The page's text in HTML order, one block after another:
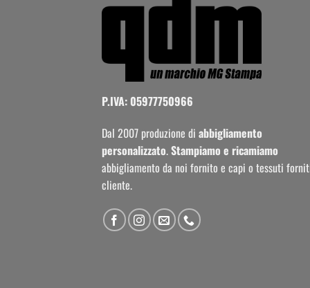
P.IVA: 05977750966
Dal 2007 produzione di abbigliamento
personalizzato.Stampiamo e ricamiamo
abbigliamento da noi fornito e capi o tessuti
cliente.